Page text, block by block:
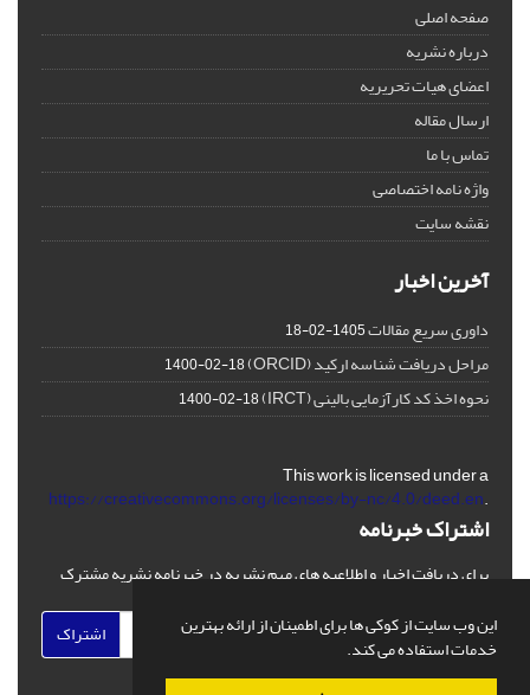
این وب سایت از کوکی ها برای اطمینان از ارائه بهترین
خدمات استفاده می کند.
صفحه اصلی
درباره نشریه
اعضای هیات تحریریه
ارسال مقاله
تماس با ما
واژه نامه اختصاصی
نقشه سایت
آخرین اخبار
داوری سریع مقالات1405-02-18
مراحل دریافت شناسه ارکید (ORCID) 1400-02-18
نحوه اخذ کد کارآزمایی بالینی (IRCT) 1400-02-18
This work is licensed under a
https://creativecommons.org/licenses/by-nc/4.0/deed.en.
اشتراک خبرنامه
برای دریافت اخبار و اطلاعیه های مهم نشریه در خبرنامه نشریه مشترک
اشتراک